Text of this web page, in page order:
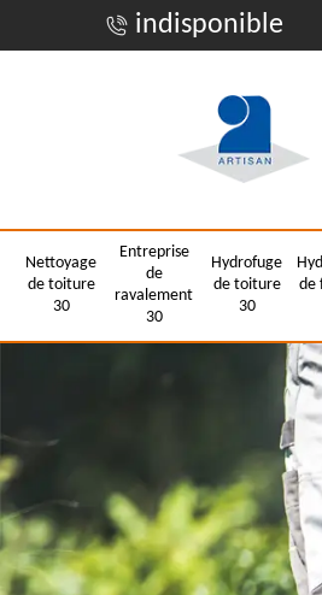
indisponible
Nettoyage
de toiture
30
Entreprise
de
ravalement
30
Hydrofuge
de toiture
30
de